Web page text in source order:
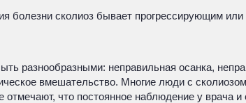
болезни сколиоз бывает прогрессирующим
разнообразными: неправильная осанка,
вмешательство. Многие люди с
что постоянное наблюдение у